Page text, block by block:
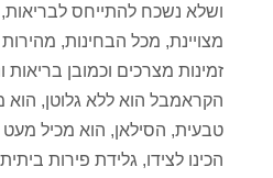
ושלא נשכח להתייחס לבריאות,
מצויינת, מכל הבחינות,
זמינות מצרכים וכמובן בריאות
הקראמבל הוא ללא גלוטן,
טבעית, הסילאן, הוא מכיל
הכינו לצידו, גלידת פירות